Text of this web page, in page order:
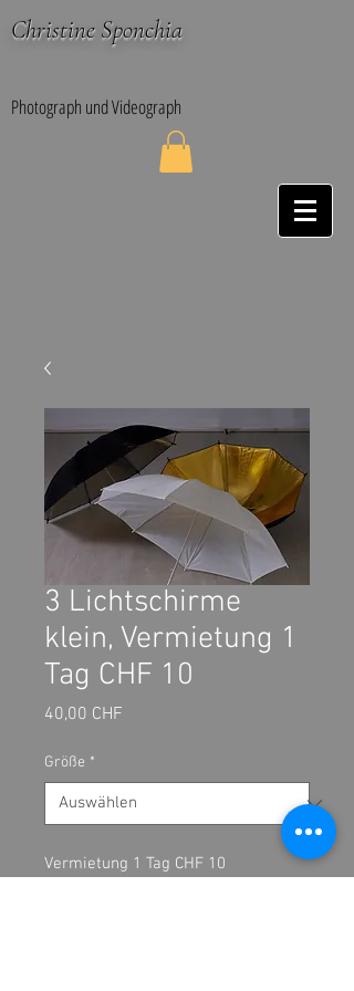
Christine Sponchia
Photograph und Videograph
3 Lichtschirme
klein, Vermietung 1
Tag CHF 10
40,00 CHF
Größe *
Vermietung 1 Tag CHF 10